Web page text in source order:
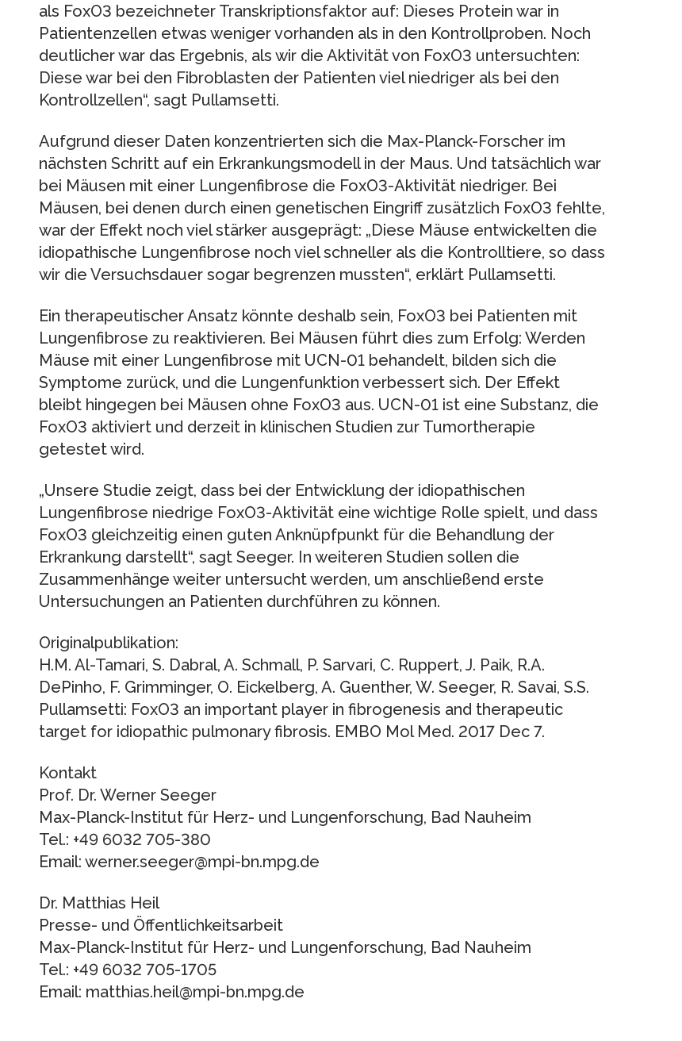
als FoxO3 bezeichneter Transkriptionsfaktor auf: Dieses Protein war in
Patientenzellen etwas weniger vorhanden als in den Kontrollproben. Noch
deutlicher war das Ergebnis, als wir die Aktivität von FoxO3 untersuchten:
Diese war bei den Fibroblasten der Patienten viel niedriger als bei den
Kontrollzellen“, sagt Pullamsetti.
Aufgrund dieser Daten konzentrierten sich die Max-Planck-Forscher im
nächsten Schritt auf ein Erkrankungsmodell in der Maus. Und tatsächlich war
bei Mäusen mit einer Lungenfibrose die FoxO3-Aktivität niedriger. Bei
Mäusen, bei denen durch einen genetischen Eingriff zusätzlich FoxO3 fehlte,
war der Effekt noch viel stärker ausgeprägt: „Diese Mäuse entwickelten die
idiopathische Lungenfibrose noch viel schneller als die Kontrolltiere, so dass
wir die Versuchsdauer sogar begrenzen mussten“, erklärt Pullamsetti.
Ein therapeutischer Ansatz könnte deshalb sein, FoxO3 bei Patienten mit
Lungenfibrose zu reaktivieren. Bei Mäusen führt dies zum Erfolg: Werden
Mäuse mit einer Lungenfibrose mit UCN-01 behandelt, bilden sich die
Symptome zurück, und die Lungenfunktion verbessert sich. Der Effekt
bleibt hingegen bei Mäusen ohne FoxO3 aus. UCN-01 ist eine Substanz, die
FoxO3 aktiviert und derzeit in klinischen Studien zur Tumortherapie
getestet wird.
„Unsere Studie zeigt, dass bei der Entwicklung der idiopathischen
Lungenfibrose niedrige FoxO3-Aktivität eine wichtige Rolle spielt, und dass
FoxO3 gleichzeitig einen guten Anknüpfpunkt für die Behandlung der
Erkrankung darstellt“, sagt Seeger. In weiteren Studien sollen die
Zusammenhänge weiter untersucht werden, um anschließend erste
Untersuchungen an Patienten durchführen zu können.
Originalpublikation:
H.M. Al-Tamari, S. Dabral, A. Schmall, P. Sarvari, C. Ruppert, J. Paik, R.A.
DePinho, F. Grimminger, O. Eickelberg, A. Guenther, W. Seeger, R. Savai, S.S.
Pullamsetti: FoxO3 an important player in fibrogenesis and therapeutic
target for idiopathic pulmonary fibrosis. EMBO Mol Med. 2017 Dec 7.
Kontakt
Prof. Dr. Werner Seeger
Max-Planck-Institut für Herz- und Lungenforschung, Bad Nauheim
Tel.: +49 6032 705-380
Email: werner.seeger@mpi-bn.mpg.de
Dr. Matthias Heil
Presse- und Öffentlichkeitsarbeit
Max-Planck-Institut für Herz- und Lungenforschung, Bad Nauheim
Tel.: +49 6032 705-1705
Email: matthias.heil@mpi-bn.mpg.de